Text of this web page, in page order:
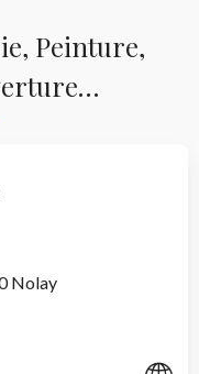
Peinture,
Nolay